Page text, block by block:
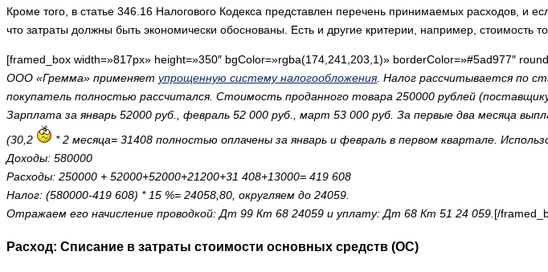
Кроме того, в статье 346.16 Налогового Кодекса представлен перечень принимаемых расходов, и
что затраты должны быть экономически обоснованы. Есть и другие критерии, например, стоимость
[framed_box width=»817px» height=»350″ bgColor=»rgba(174,241,203,1)» borderColor=»#5ad977″
ООО «Гремма» применяет упрощенную систему налогообложения. Налог рассчитывается по
покупатель полностью рассчитался. Стоимость проданного товара 250000 рублей
Зарплата за январь 52000 руб., февраль 52 000 руб., март 53 000 руб. За первые два месяца
(30,2
* 2 месяца= 31408 полностью оплачены за январь и февраль в первом квартале.
Доходы: 580000
Расходы: 250000 + 52000+52000+21200+31 408+13000= 419 608
Налог: (580000-419 608) * 15 %= 24058,80, округляем до 24059.
Отражаем его начисление проводкой: Дт 99 Кт 68 24059 и уплату: Дт 68 Кт 51 24 059. [/
Расход: Списание в затраты стоимости основных средств (ОС)